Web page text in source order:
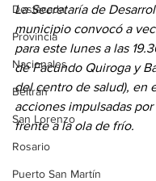
Destacada
Provincia
Nacionales
Beltrán
San Lorenzo
Rosario
Puerto San Martín
La Secretaría de
municipio convocó a
para este lunes a las
de Facundo Quiroga y
del centro de salud), en
acciones impulsadas
frente a la ola de frío.